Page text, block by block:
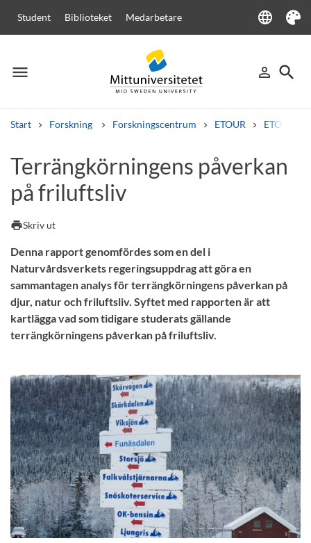
Student Biblioteket Medarbetare language
Language
Tema
menu
Meny person_outline
Logga in
search
Sök
Start Forskning Forskningscentrum ETOUR ETOURs
Andra söktjänster
Kurser och programKursplaner
Terrängkörningens påverkan
på friluftsliv
printSkriv ut
Denna rapport genomfördes som en del i
Naturvårdsverkets regeringsuppdrag att göra en
sammantagen analys för terrängkörningens påverkan på
djur, natur och friluftsliv. Syftet med rapporten är att
kartlägga vad som tidigare studerats gällande
terrängkörningens påverkan på friluftsliv.